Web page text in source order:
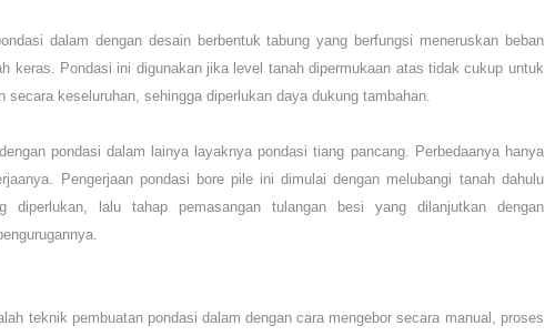
dalam dengan desain berbentuk tabung yang berfungsi meneruskan beban
keras. Pondasi ini digunakan jika level tanah dipermukaan atas tidak cukup untuk
secara keseluruhan, sehingga diperlukan daya dukung tambahan.
pondasi dalam lainya layaknya pondasi tiang pancang. Perbedaanya hanya
Pengerjaan pondasi bore pile ini dimulai dengan melubangi tanah dahulu
diperlukan, lalu tahap pemasangan tulangan besi yang dilanjutkan dengan
teknik pembuatan pondasi dalam dengan cara mengeborsecara manual, proses